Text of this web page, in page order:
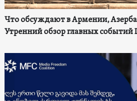
Что обсуждают в Армении,
Утренний обзор главных событий